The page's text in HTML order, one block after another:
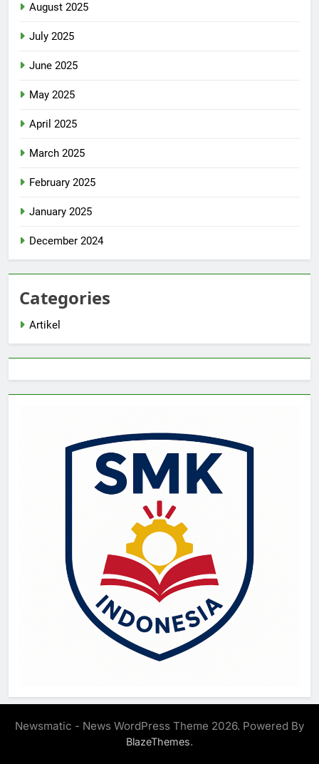
August 2025
July 2025
June 2025
May 2025
April 2025
March 2025
February 2025
January 2025
December 2024
Categories
Artikel
Newsmatic - News WordPress Theme 2026. Powered By
BlazeThemes.